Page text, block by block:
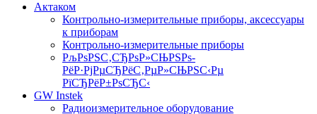
Актаком
Контрольно-измерительные приборы, аксессуары
к приборам
Контрольно-измерительные приборы
РљРѕРЅС‚СЂРѕР»СЊРЅРѕ-
РёР·РјРµСЂРёС‚РµР»СЊРЅС‹Рµ
РїСЂРёР±РѕСЂС‹
GW Instek
Радиоизмерительное оборудование